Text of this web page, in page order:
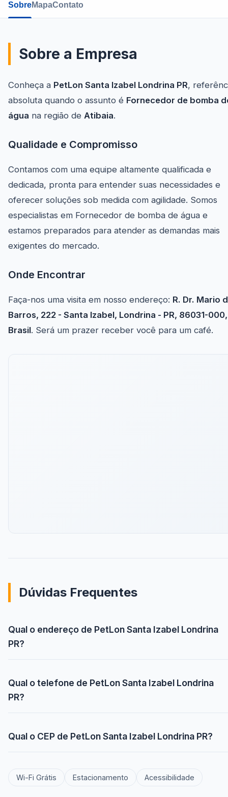
SobreMapaContato
Sobre a Empresa
Conheça a PetLon Santa Izabel Londrina PR,
absoluta quando o assunto é Fornecedor de bomba
água na região de Atibaia.
Qualidade e Compromisso
Contamos com uma equipe altamente qualificada e
dedicada, pronta para entender suas necessidades e
oferecer soluções sob medida com agilidade. Somos
especialistas em Fornecedor de bomba de água e
estamos preparados para atender as demandas mais
exigentes do mercado.
Onde Encontrar
Faça-nos uma visita em nosso endereço: R. Dr. Mario
Barros, 222 - Santa Izabel, Londrina - PR, 86031-000,
Brasil. Será um prazer receber você para um café.
Dúvidas Frequentes
Qual o endereço de PetLon Santa Izabel Londrina
PR?
Qual o telefone de PetLon Santa Izabel Londrina
PR?
Qual o CEP de PetLon Santa Izabel Londrina PR?
Wi-Fi Grátis Estacionamento Acessibilidade